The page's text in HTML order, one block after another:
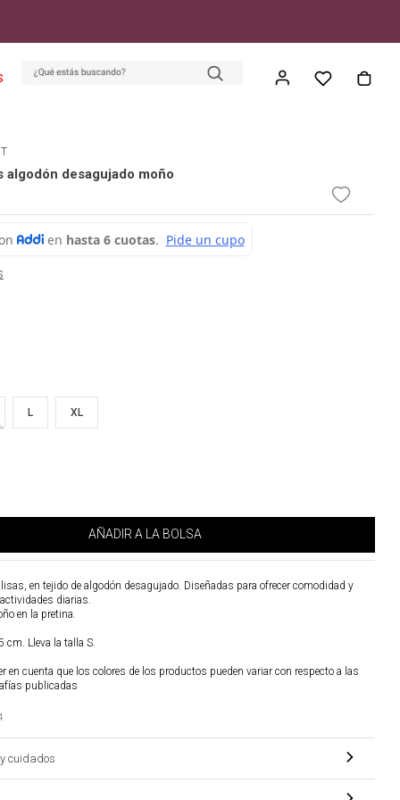
algodón desagujado moño
L XL
AÑADIR A LA BOLSA
en tejido de algodón desagujado. Diseñadas para ofrecer comodidad y
diarias.
en la pretina.
cm. Lleva la talla S.
en cuenta que los colores de los productos pueden variar con respecto a las
publicadas
cuidados